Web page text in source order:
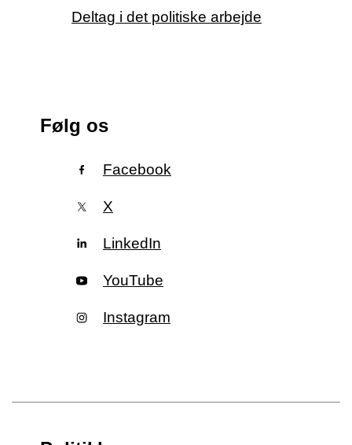
Deltag i det politiske arbejde
Følg os
Facebook
X
LinkedIn
YouTube
Instagram